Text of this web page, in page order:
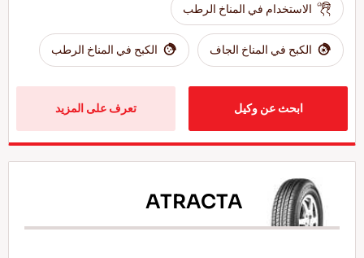
الاستخدام في المناخ الرطب
الكبح في المناخ الجاف الكبح في المناخ الرطب
ابحث عن وكيل تعرف على المزيد
ATRACTA